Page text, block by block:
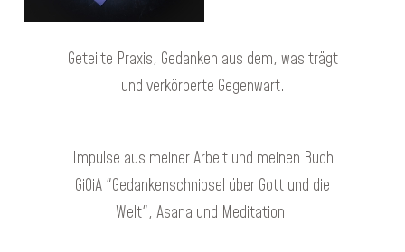
Geteilte Praxis, Gedanken aus dem, was trägt
und verkörperte Gegenwart.
Impulse aus meiner Arbeit und meinen Buch
GiOiA "Gedankenschnipsel über Gott und die
Welt", Asana und Meditation.